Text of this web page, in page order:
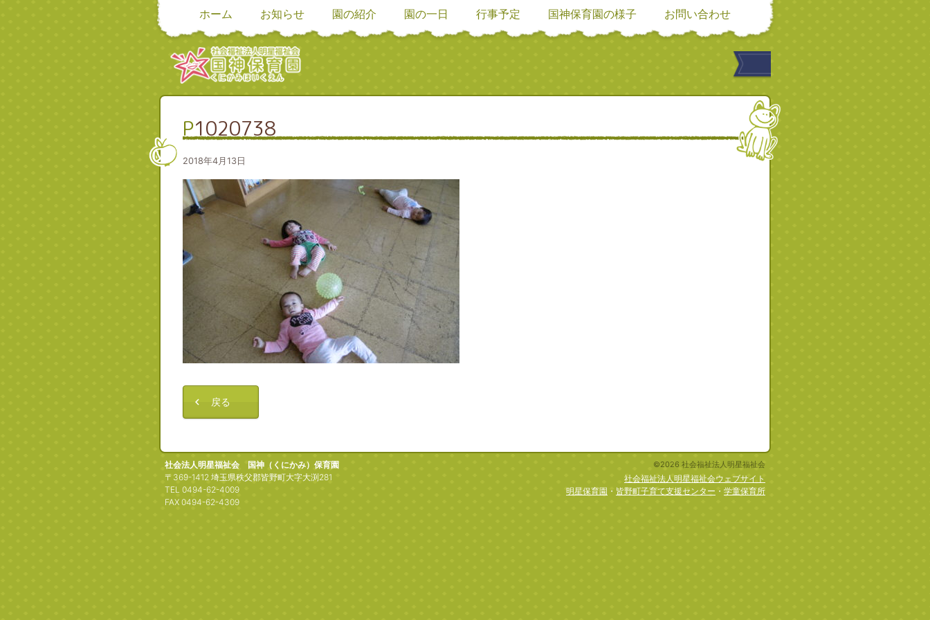
ホーム お知らせ 園の紹介 園の一日 行事予定 国神保育園の様子 お問い合わせ
P1020738
2018年4月13日
戻る
社会法人明星福祉会 国神（くにかみ）保育園
〒369-1412 埼玉県秩父郡皆野町大字大渕281
TEL 0494-62-4009
FAX 0494-62-4309
©2026 社会福祉法人明星福祉会
社会福祉法人明星福祉会ウェブサイト
明星保育園 ・ 皆野町子育て支援センター ・ 学童保育所